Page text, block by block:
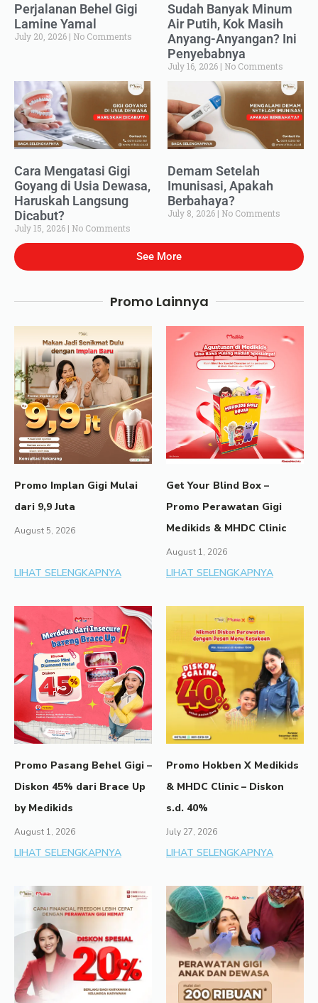
Perjalanan Behel Gigi
Lamine Yamal
July 20, 2026 No Comments
Sudah Banyak Minum
Air Putih, Kok Masih
Anyang-Anyangan? Ini
Penyebabnya
July 16, 2026 No Comments
Cara Mengatasi Gigi
Goyang di Usia Dewasa,
Haruskah Langsung
Dicabut?
July 15, 2026 No Comments
Demam Setelah
Imunisasi, Apakah
Berbahaya?
July 8, 2026 No Comments
See More
Promo Lainnya
Promo Implan Gigi Mulai
dari 9,9 Juta
August 5, 2026
LIHAT SELENGKAPNYA
Get Your Blind Box –
Promo Perawatan Gigi
Medikids & MHDC Clinic
August 1, 2026
LIHAT SELENGKAPNYA
Promo Pasang Behel Gigi –
Diskon 45% dari Brace Up
by Medikids
August 1, 2026
LIHAT SELENGKAPNYA
Promo Hokben X Medikids
& MHDC Clinic – Diskon
s.d. 40%
July 27, 2026
LIHAT SELENGKAPNYA